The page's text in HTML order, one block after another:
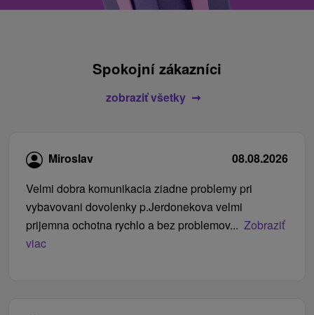
Spokojní zákazníci
zobraziť všetky
Miroslav
08.08.2026
Velmi dobra komunikacia ziadne problemy pri
vybavovani dovolenky p.Jerdonekova velmi
prijemna ochotna rychlo a bez problemov... Zobraziť
viac